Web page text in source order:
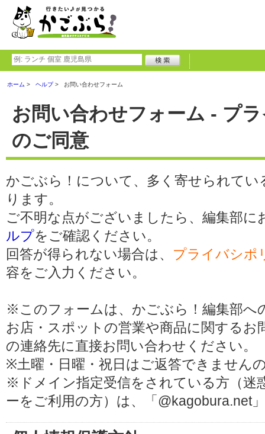
ホーム ヘルプ お問い合わせフォーム
お問い合わせフォーム - プ
のご同意
かごぶら！について、多く寄せられてい
ります。
ご不明な点がございましたら、編集部
ルプをご確認ください。
回答が得られない場合は、 プライバシポ
容をご入力ください。
※このフォームは、かごぶら！編集部へ
お店・スポットの営業や商品に関する
の連絡先に直接お問い合わせください。
※土曜・日曜・祝日はご返答できません
※ドメイン指定受信をされている方（迷
ーをご利用の方）は、「@kagobura.net